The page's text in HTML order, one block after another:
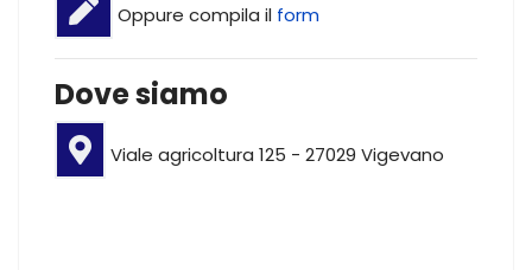
Oppure compila il form
Dove siamo
Viale agricoltura 125 - 27029 Vigevano